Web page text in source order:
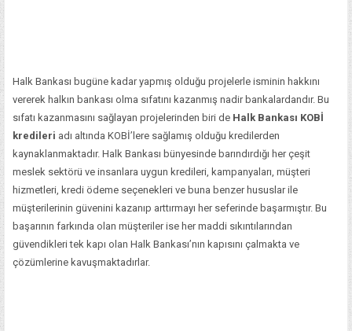
Halk Bankası bugüne kadar yapmış olduğu projelerle isminin hakkını
vererek halkın bankası olma sıfatını kazanmış nadir bankalardandır. Bu
sıfatı kazanmasını sağlayan projelerinden biri de Halk Bankası KOBİ
kredileri adı altında KOBİ’lere sağlamış olduğu kredilerden
kaynaklanmaktadır. Halk Bankası bünyesinde barındırdığı her çeşit
meslek sektörü ve insanlara uygun kredileri, kampanyaları, müşteri
hizmetleri, kredi ödeme seçenekleri ve buna benzer hususlar ile
müşterilerinin güvenini kazanıp arttırmayı her seferinde başarmıştır. Bu
başarının farkında olan müşteriler ise her maddi sıkıntılarından
güvendikleri tek kapı olan Halk Bankası’nın kapısını çalmakta ve
çözümlerine kavuşmaktadırlar.